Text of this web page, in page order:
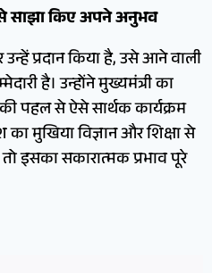
से साझा किए अपने अनुभव
प्रदान किया है, उसे आने वाली
है। उन्होंने मुख्यमंत्री का
पहल से ऐसे सार्थक कार्यक्रम
मुखिया विज्ञान और शिक्षा से
इसका सकारात्मक प्रभाव पूरे